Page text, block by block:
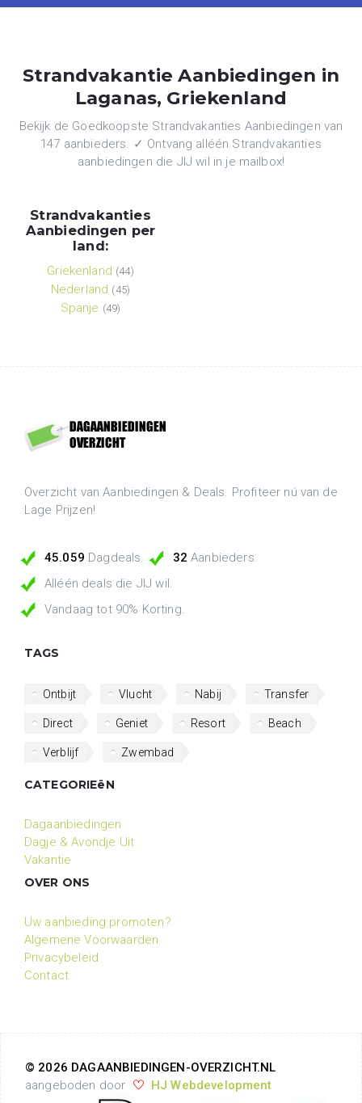
Strandvakantie Aanbiedingen in
Laganas, Griekenland
Bekijk de Goedkoopste Strandvakanties Aanbiedingen van
147 aanbieders. ✓ Ontvang alléén Strandvakanties
aanbiedingen die JIJ wil in je mailbox!
Strandvakanties
Aanbiedingen per
land:
Griekenland (44)
Nederland (45)
Spanje (49)
Overzicht van Aanbiedingen & Deals. Profiteer nú van de
Lage Prijzen!
45.059 Dagdeals. 32 Aanbieders.
Alléén deals die JIJ wil.
Vandaag tot 90% Korting.
TAGS
Ontbijt Vlucht Nabij Transfer
Direct Geniet Resort Beach
Verblijf Zwembad
CATEGORIEëN
Dagaanbiedingen
Dagje & Avondje Uit
Vakantie
OVER ONS
Uw aanbieding promoten?
Algemene Voorwaarden
Privacybeleid
Contact
© 2026 DAGAANBIEDINGEN-OVERZICHT.NL
aangeboden door
HJ Webdevelopment